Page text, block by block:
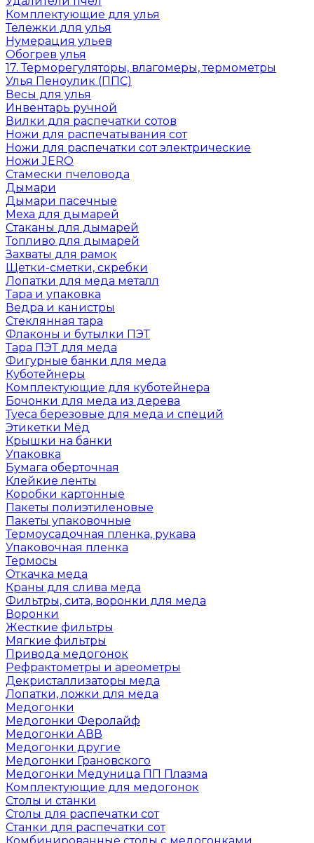
Комплектующие для улья
Тележки для улья
Нумерация ульев
Обогрев улья
17. Терморегуляторы, влагомеры, термометры
Улья Пеноулик (ППС)
Весы для улья
Инвентарь ручной
Вилки для распечатки сотов
Ножи для распечатывания сот
Ножи для распечатки сот электрические
Ножи JERO
Стамески пчеловода
Дымари
Дымари пасечные
Меха для дымарей
Стаканы для дымарей
Топливо для дымарей
Захваты для рамок
Щетки-сметки, скребки
Лопатки для меда металл
Тара и упаковка
Ведра и канистры
Стеклянная тара
Флаконы и бутылки ПЭТ
Тара ПЭТ для меда
Фигурные банки для меда
Куботейнеры
Комплектующие для куботейнера
Бочонки для меда из дерева
Туеса березовые для меда и специй
Этикетки Мёд
Крышки на банки
Упаковка
Бумага оберточная
Клейкие ленты
Коробки картонные
Пакеты полиэтиленовые
Пакеты упаковочные
Термоусадочная пленка, рукава
Упаковочная пленка
Термосы
Откачка меда
Краны для слива меда
Фильтры, сита, воронки для меда
Воронки
Жесткие фильтры
Мягкие фильтры
Привода медогонок
Рефрактометры и ареометры
Декристаллизаторы меда
Лопатки, ложки для меда
Медогонки
Медогонки Феролайф
Медогонки АВВ
Медогонки другие
Медогонки Грановского
Медогонки Медуница ПП Плазма
Комплектующие для медогонок
Столы и станки
Столы для распечатки сот
Станки для распечатки сот